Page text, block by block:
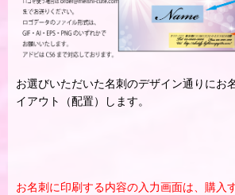
お選びいただいた名刺のデザイン通りにお
イアウト（配置）します。
お名刺に印刷する内容の入力画面は、購入